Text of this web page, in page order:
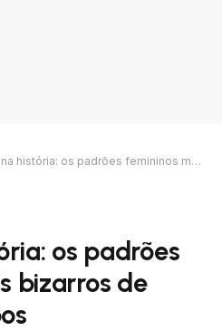
os padrões femininos mais bizarros de todos os tempos
os padrões
bizarros de